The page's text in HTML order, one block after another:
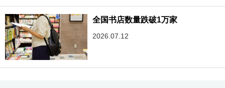
全国书店数量跌破1万家
2026.07.12